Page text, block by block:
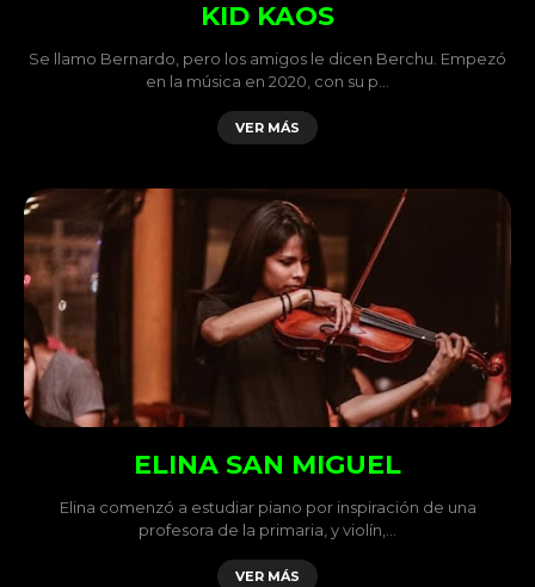
KID KAOS
Se llamo Bernardo, pero los amigos le dicen Berchu. Empezó
en la música en 2020, con su p…
VER MÁS
ELINA SAN MIGUEL
Elina comenzó a estudiar piano por inspiración de una
profesora de la primaria, y violín,…
VER MÁS